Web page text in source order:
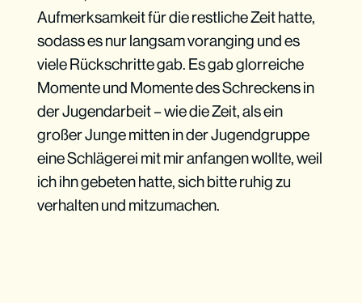
Aufmerksamkeit für die restliche Zeit hatte,
sodass es nur langsam voranging und es
viele Rückschritte gab. Es gab glorreiche
Momente und Momente des Schreckens in
der Jugendarbeit – wie die Zeit, als ein
großer Junge mitten in der Jugendgruppe
eine Schlägerei mit mir anfangen wollte, weil
ich ihn gebeten hatte, sich bitte ruhig zu
verhalten und mitzumachen.